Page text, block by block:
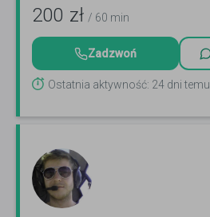
200 zł / 60 min
Zadzwoń
Ostatnia aktywność: 24 dni temu